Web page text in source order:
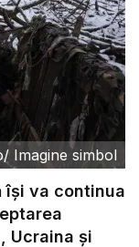
/ Imagine simbol
își va continua
Ucraina și